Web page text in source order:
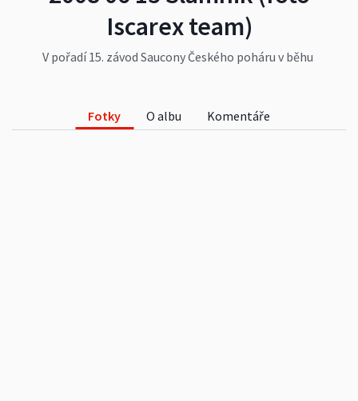
Iscarex team)
V pořadí 15. závod Saucony Českého poháru v běhu
Fotky O albu Komentáře